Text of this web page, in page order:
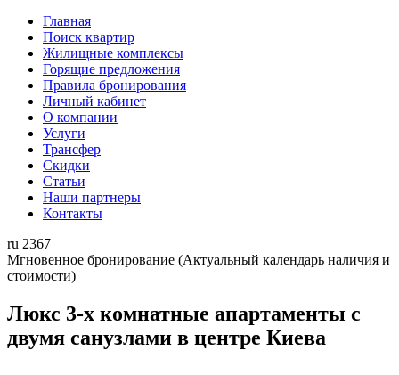
Главная
Поиск квартир
Жилищные комплексы
Горящие предложения
Правила бронирования
Личный кабинет
О компании
Услуги
Трансфер
Скидки
Статьи
Наши партнеры
Контакты
ru 2367
Мгновенное бронирование (Актуальный календарь наличия и
стоимости)
Люкс 3-х комнатные апартаменты с
двумя санузлами в центре Киева